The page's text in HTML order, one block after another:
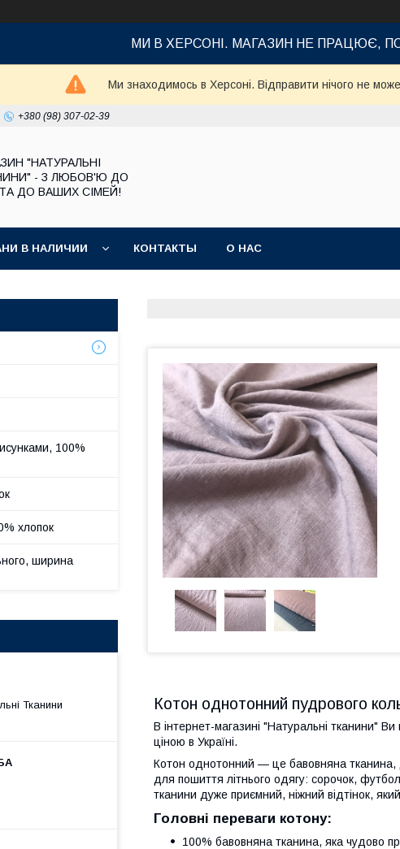
МИ В ХЕРСОНІ. МАГАЗИН НЕ ПРАЦЮЄ,
Ми знаходимось в Херсоні. Відправити нічого не
+380 (98) 307-02-39
"НАТУРАЛЬНІ
- З ЛЮБОВ'Ю ДО
ДО ВАШИХ СІМЕЙ!
В НАЛИЧИИ КОНТАКТЫ О НАС
Котон однотонний пудрового
В інтернет-магазині "Натуральні тканини"
ціною в Україні.
Котон однотонний — це бавовняна тканина,
для пошиття літнього одягу: сорочок,
тканини дуже приємний, ніжний відтінок,
Головні переваги котону:
100% бавовняна тканина, яка чудово
100%
хлопок
ширина
Тканини